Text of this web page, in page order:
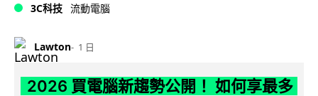
3C科技 流動電腦
Lawton 1 日
2026 買電腦新趨勢公開！ 如何享最多